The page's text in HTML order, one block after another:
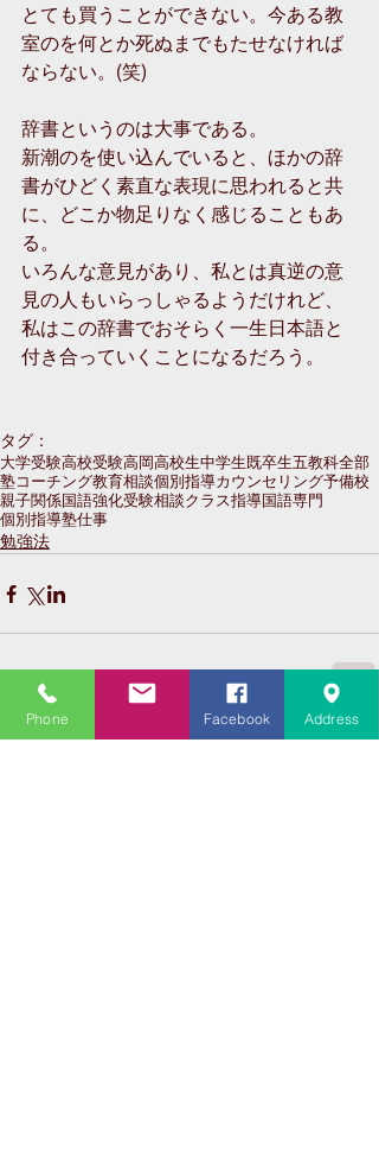
とても買うことができない。今ある教
室のを何とか死ぬまでもたせなければ
ならない。(笑)
辞書というのは大事である。
新潮のを使い込んでいると、ほかの辞
書がひどく素直な表現に思われると共
に、どこか物足りなく感じることもあ
る。
いろんな意見があり、私とは真逆の意
見の人もいらっしゃるようだけれど、
私はこの辞書でおそらく一生日本語と
付き合っていくことになるだろう。
タグ：
大学受験高校受験高岡高校生中学生既卒生五教科全部
塾コーチング教育相談個別指導カウンセリング予備校
親子関係国語強化受験相談クラス指導国語専門
個別指導塾仕事
勉強法
Phone Facebook Address